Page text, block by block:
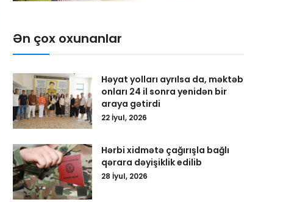
Ən çox oxunanlar
Həyat yolları ayrılsa da, məktəb
onları 24 il sonra yenidən bir
araya gətirdi
22 İyul, 2026
Hərbi xidmətə çağırışla bağlı
qərara dəyişiklik edilib
28 İyul, 2026